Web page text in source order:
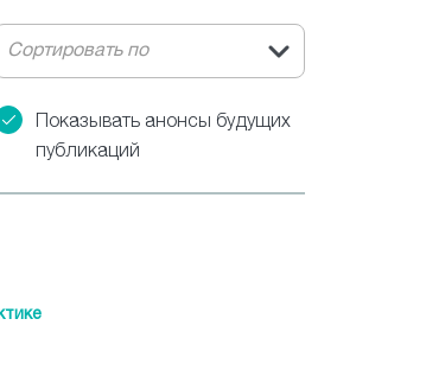
Сортировать по
Показывать анонсы будущих
публикаций